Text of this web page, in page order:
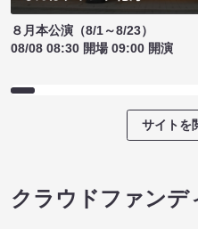
８月本公演（8/1～8/23）
08/08 08:30 開場 09:00 開演
サイトを
クラウドファンデ